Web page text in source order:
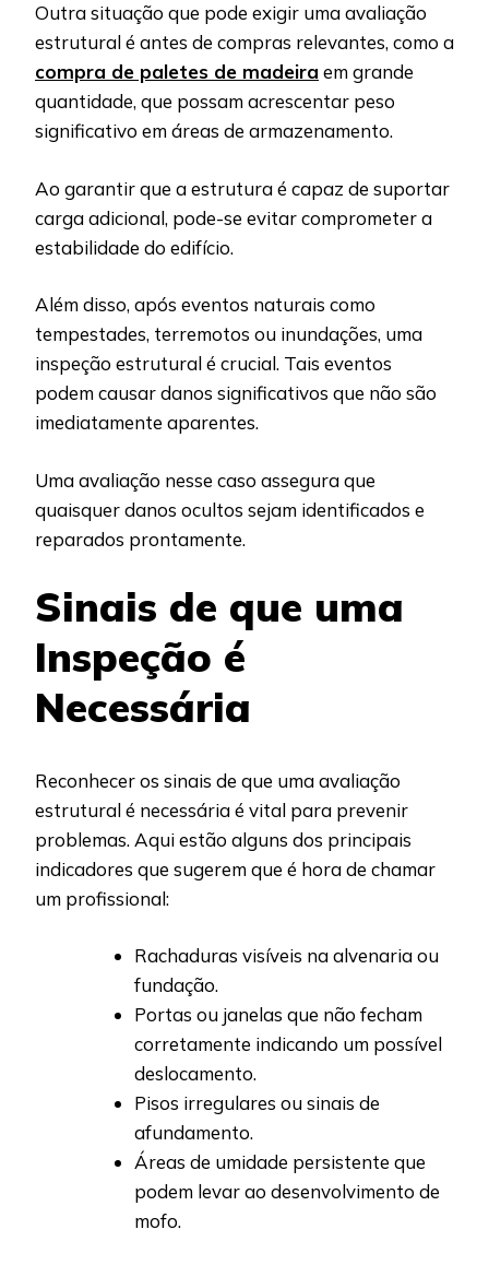
Outra situação que pode exigir uma avaliação
estrutural é antes de compras relevantes, como a
compra de paletes de madeira em grande
quantidade, que possam acrescentar peso
significativo em áreas de armazenamento.
Ao garantir que a estrutura é capaz de suportar
carga adicional, pode-se evitar comprometer a
estabilidade do edifício.
Além disso, após eventos naturais como
tempestades, terremotos ou inundações, uma
inspeção estrutural é crucial. Tais eventos
podem causar danos significativos que não são
imediatamente aparentes.
Uma avaliação nesse caso assegura que
quaisquer danos ocultos sejam identificados e
reparados prontamente.
Sinais de que uma
Inspeção é
Necessária
Reconhecer os sinais de que uma avaliação
estrutural é necessária é vital para prevenir
problemas. Aqui estão alguns dos principais
indicadores que sugerem que é hora de chamar
um profissional:
Rachaduras visíveis na alvenaria ou
fundação.
Portas ou janelas que não fecham
corretamente indicando um possível
deslocamento.
Pisos irregulares ou sinais de
afundamento.
Áreas de umidade persistente que
podem levar ao desenvolvimento de
mofo.